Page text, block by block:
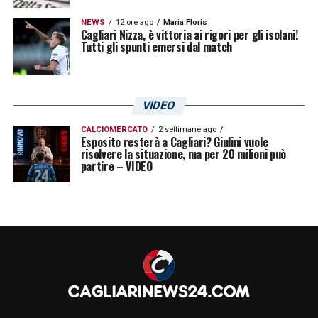
NEWS 12 ore ago Maria Floris
Cagliari Nizza, è vittoria ai rigori per gli isolani!
Tutti gli spunti emersi dal match
VIDEO
CALCIOMERCATO 2 settimane ago
Esposito resterà a Cagliari? Giulini vuole
risolvere la situazione, ma per 20 milioni può
partire – VIDEO